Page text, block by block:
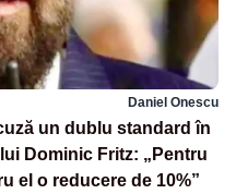
Daniel Onescu
un dublu standard în
Dominic Fritz: „Pentru
el o reducere de 10%”